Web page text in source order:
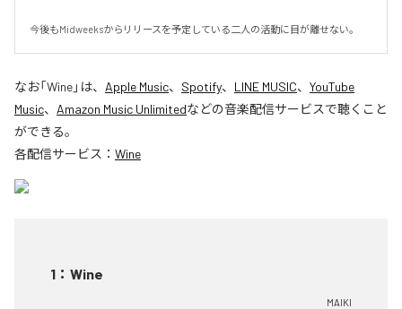
今後もMidweeksからリリースを予定している二人の活動に目が離せない。
なお「Wine」は、 Apple Music、 Spotify、 LINE MUSIC、 YouTube
Music、 Amazon Music Unlimitedなどの音楽配信サービスで聴くこと
ができる。
各配信サービス： Wine
1 ： Wine
MAIKI